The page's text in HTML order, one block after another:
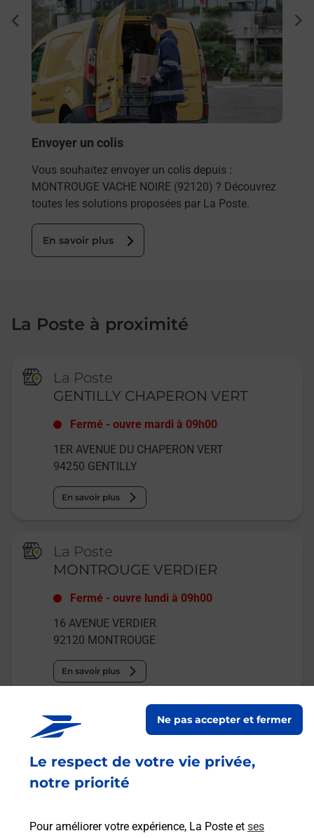
Le respect de votre vie privée,
notre priorité
Pour améliorer votre expérience, La Poste et ses
Ne pas accepter et fermer
Envoyer un colis
Vous souhaitez envoyer un colis depuis :
MONTROUGE VACHE NOIRE (92120) ? Découvrez
toutes les solutions proposées par La Poste.
En savoir plus
La Poste à proximité
La Poste
GENTILLY CHAPERON VERT
Fermé -ouvre mardi à 09h00
1ER AVENUE DU CHAPERON VERT
94250 GENTILLY
En savoir plus
La Poste
MONTROUGE VERDIER
Fermé -ouvre lundi à 09h00
16 AVENUE VERDIER
92120 MONTROUGE
En savoir plus
Malin !
La Poste
en ligne